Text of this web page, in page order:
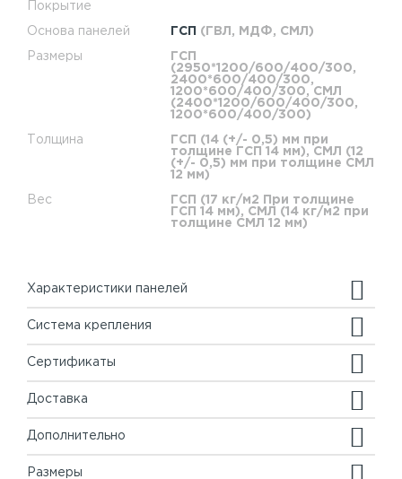
Покрытие
Основа панелей ГСП (ГВЛ, МДФ, СМЛ)
Размеры
ГСП
(2950*1200/600/400/300,
2400*600/400/300,
1200*600/400/300, СМЛ
(2400*1200/600/400/300,
1200*600/400/300)
Толщина
ГСП (14 (+/- 0,5) мм при
толщине ГСП 14 мм), СМЛ (12
(+/- 0,5) мм при толщине СМЛ
12 мм)
Вес
ГСП (17 кг/м2 При толщине
ГСП 14 мм), СМЛ (14 кг/м2 при
толщине СМЛ 12 мм)
Характеристики панелей
Система крепления
Сертификаты
Доставка
Дополнительно
Размеры